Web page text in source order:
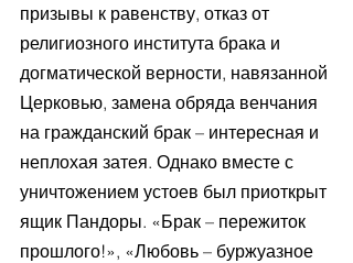
призывы к равенству, отказ от
религиозного института брака и
догматической верности, навязанной
Церковью, замена обряда венчания
на гражданский брак – интересная и
неплохая затея. Однако вместе с
уничтожением устоев был приоткрыт
ящик Пандоры. «Брак – пережиток
прошлого!», «Любовь – буржуазное